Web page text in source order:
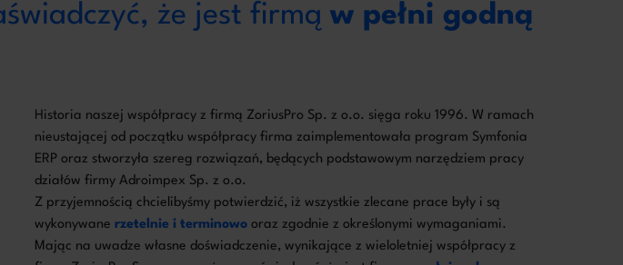
że jest firmą w pełni godną
Historia naszej współpracy z firmą ZoriusPro Sp. z o.o. sięga roku 1996. W ramach
nieustającej od początku współpracy firma zaimplementowała program Symfonia
ERP oraz stworzyła szereg rozwiązań, będących podstawowym narzędziem pracy
działów firmy Adroimpex Sp. z o.o.
Z przyjemnością chcielibyśmy potwierdzić, iż wszystkie zlecane prace były i są
wykonywane rzetelnie i terminowooraz zgodnie z określonymi wymaganiami.
Mając na uwadze własne doświadczenie, wynikające z wieloletniej współpracy z